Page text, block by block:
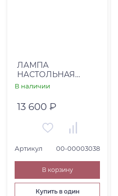
ЛАМПА
НАСТОЛЬНАЯ
SOUVENIR (00-
В наличии
13 600 ₽
Артикул 00-00003038
В корзину
Купить в один